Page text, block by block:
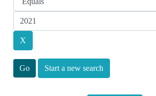
Start a new search